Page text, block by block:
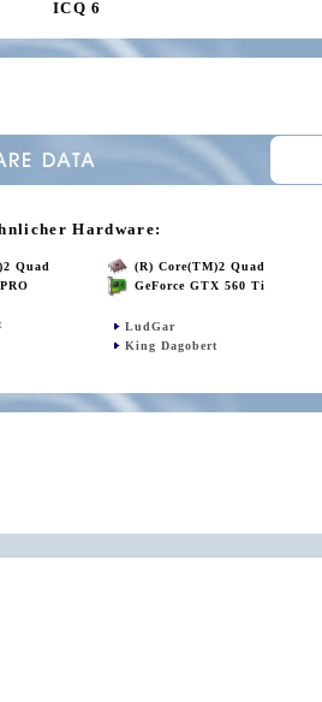
ICQ 6
Hardware:
Quad
(R) Core(TM)2 Quad
GeForce GTX 560 Ti
LudGar
King Dagobert